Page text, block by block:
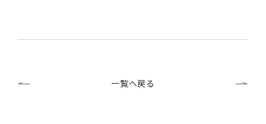
一覧へ戻る